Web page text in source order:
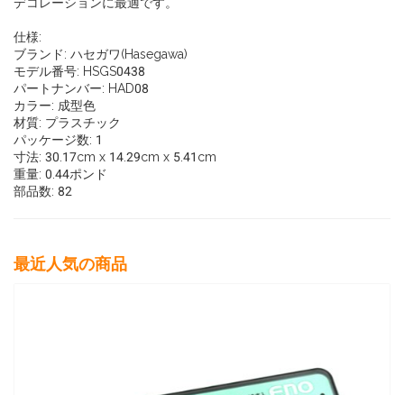
仕様:
ブランド: ハセガワ(Hasegawa)
モデル番号: HSGS0438
パートナンバー: HAD08
カラー: 成型色
材質: プラスチック
パッケージ数: 1
寸法: 30.17cm x 14.29cm x 5.41cm
重量: 0.44ポンド
部品数: 82
最近人気の商品